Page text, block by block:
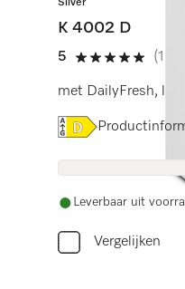
Silver
K 4002 D
5
5 sterren op 5
(1
met DailyFresh,
Online Label
Leverbaar uit
Vergelijken